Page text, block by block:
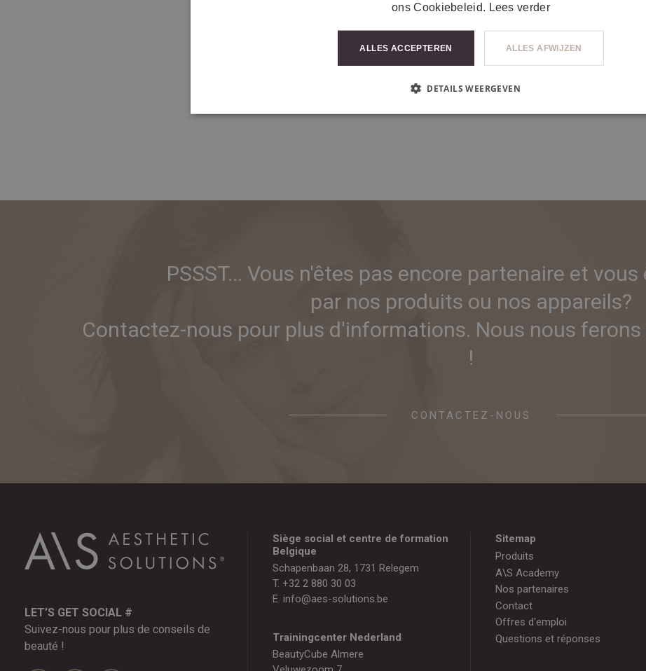
mesoestetic® c.prof 223
skinmark solution
mesoestetic® c.prof 221
lipolytic solution
5 x 10 ml
PSSST... Vous n'êtes pas encore partenaire et
par nos produits ou nos appareils?
Contactez-nous pour plus d'informations. Nous nous
!
CONTACTEZ-NOUS
LET’S GET SOCIAL #
Suivez-nous pour plus de conseils de
beauté !
Siège social et centre de formation
Belgique
Schapenbaan 28, 1731 Relegem
T. +32 2 880 30 03
E. info@aes-solutions.be
Trainingcenter Nederland
BeautyCube Almere
Sitemap
Produits
A\S Academy
Nos partenaires
Contact
Offres d'emploi
Questions et réponses
ons Cookiebeleid.
Lees verder
ALLES ACCEPTEREN ALLES AFWIJZEN
DETAILS WEERGEVEN